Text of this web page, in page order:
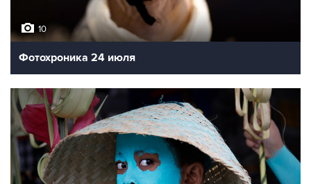
10
Фотохроника 24 июля